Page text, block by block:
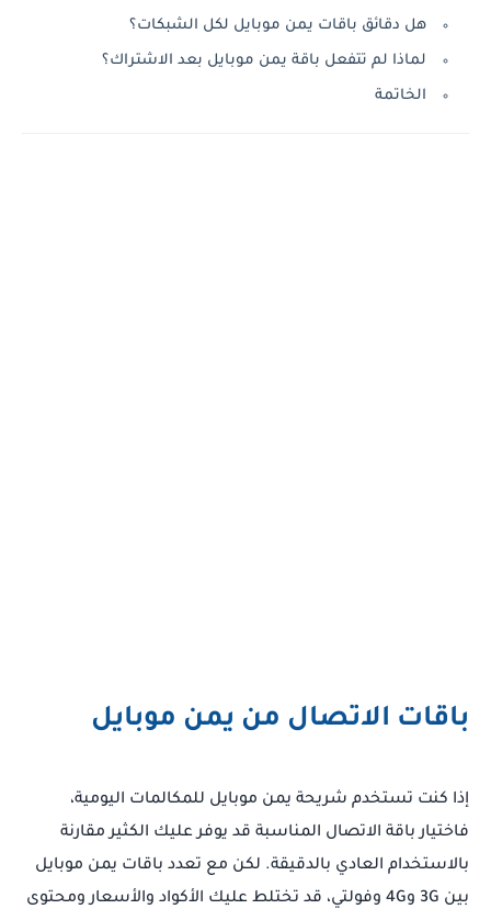
هل دقائق باقات يمن موبايل لكل الشبكات؟
لماذا لم تتفعل باقة يمن موبايل بعد الاشتراك؟
الخاتمة
باقات الاتصال من يمن موبايل
إذا كنت تستخدم شريحة يمن موبايل للمكالمات اليومية،
فاختيار باقة الاتصال المناسبة قد يوفر عليك الكثير مقارنة
بالاستخدام العادي بالدقيقة. لكن مع تعدد باقات يمن موبايل
بين 3G و4G وفولتي، قد تختلط عليك الأكواد والأسعار ومحتوى